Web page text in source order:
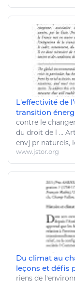
L'effectivité de
transition
contre le
du droit de l ... Art
env] pr naturels,
www.jstor.org
Du climat au
leçons et défis
riens de l'